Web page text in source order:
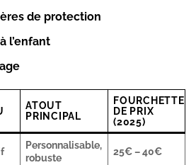
de protection
l’enfant
ATOUT
PRINCIPAL
FOURCHETTE
DE PRIX
(2025)
Personnalisable,
robuste
25€ – 40€